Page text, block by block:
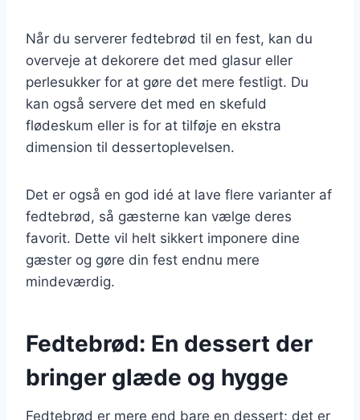
Når du serverer fedtebrød til en fest, kan du
overveje at dekorere det med glasur eller
perlesukker for at gøre det mere festligt. Du
kan også servere det med en skefuld
flødeskum eller is for at tilføje en ekstra
dimension til dessertoplevelsen.
Det er også en god idé at lave flere varianter af
fedtebrød, så gæsterne kan vælge deres
favorit. Dette vil helt sikkert imponere dine
gæster og gøre din fest endnu mere
mindeværdig.
Fedtebrød: En dessert der
bringer glæde og hygge
Fedtebrød er mere end bare en dessert; det er